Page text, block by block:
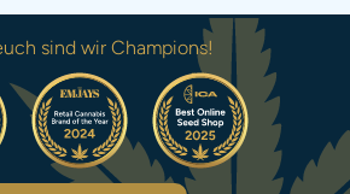
sind wir Champions!